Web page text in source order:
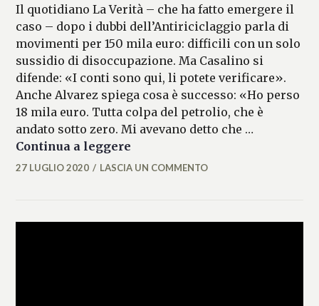
Il quotidiano La Verità – che ha fatto emergere il
caso – dopo i dubbi dell’Antiriciclaggio parla di
movimenti per 150 mila euro: difficili con un solo
sussidio di disoccupazione. Ma Casalino si
difende: «I conti sono qui, li potete verificare».
Anche Alvarez spiega cosa è successo: «Ho perso
18 mila euro. Tutta colpa del petrolio, che è
andato sotto zero. Mi avevano detto che …
Continua a leggere
MATTEO
27 LUGLIO 2020 LASCIA UN COMMENTO